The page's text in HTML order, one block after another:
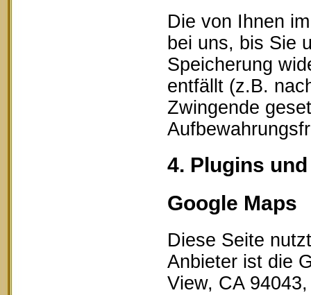
Die von Ihnen
bei uns, bis Sie
Speicherung
entfällt (z.B.
Zwingende
4. Plugins
Google Maps
Diese Seite
Anbieter ist die
View, CA